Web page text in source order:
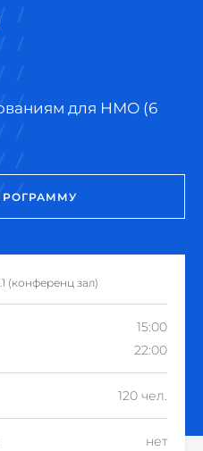
для НМО (6
(конференц зал)
15:00
22:00
120 чел.
нет